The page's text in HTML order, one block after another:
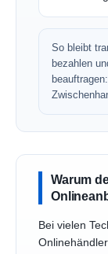
So bleibt
bezahlen
Warum
Bei vielen